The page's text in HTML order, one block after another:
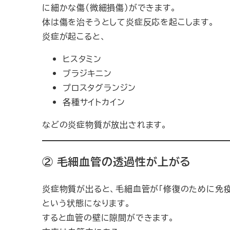
に細かな傷（微細損傷）ができます。
体は傷を治そうとして炎症反応を起こします。
炎症が起こると、
ヒスタミン
ブラジキニン
プロスタグランジン
各種サイトカイン
などの炎症物質が放出されます。
② 毛細血管の透過性が上がる
炎症物質が出ると、毛細血管が「修復のために免
という状態になります。
すると血管の壁に隙間ができます。